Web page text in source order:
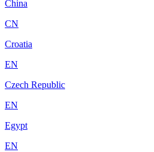
China
CN
Croatia
EN
Czech Republic
EN
Egypt
EN